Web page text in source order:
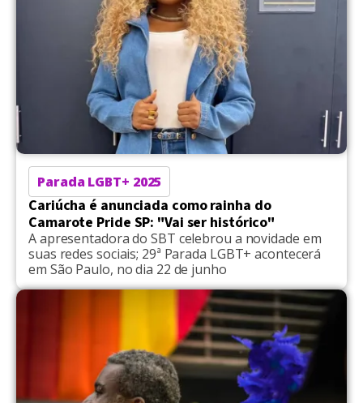
Parada LGBT+ 2025
Cariúcha é anunciada como rainha do
Camarote Pride SP: "Vai ser histórico"
A apresentadora do SBT celebrou a novidade em
suas redes sociais; 29ª Parada LGBT+ acontecerá
em São Paulo, no dia 22 de junho